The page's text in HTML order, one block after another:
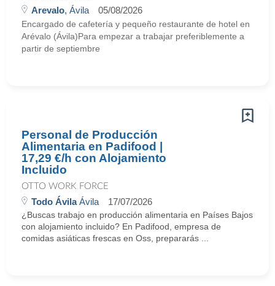
Arevalo, Ávila 05/08/2026
Encargado de cafetería y pequeño restaurante de hotel en
Arévalo (Ávila)Para empezar a trabajar preferiblemente a
partir de septiembre
Personal de Producción
Alimentaria en Padifood |
17,29 €/h con Alojamiento
Incluido
OTTO WORK FORCE
Todo ÁvilaÁvila 17/07/2026
¿Buscas trabajo en producción alimentaria en Países Bajos
con alojamiento incluido? En Padifood, empresa de
comidas asiáticas frescas en Oss, prepararás ...